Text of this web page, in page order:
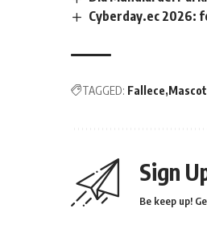
Cyberday.ec 2026:
TAGGED: Fallece
Sign
Be keep up!